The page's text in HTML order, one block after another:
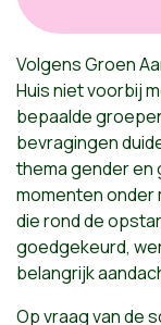
Volgens Groen
Huis niet voorbij
bepaalde
bevragingen
thema gender en
momenten onder
die rond de
goedgekeurd,
belangrijk
Op vraag van de